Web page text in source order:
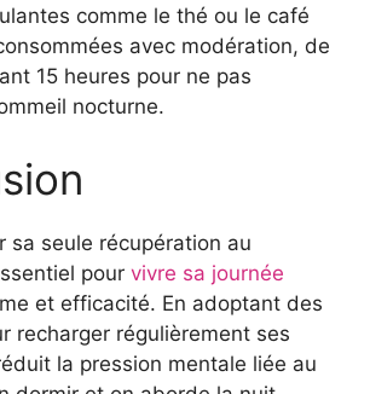
comme le thé ou le café
avec modération, de
15 heures pour ne pas
nocturne.
sa seule récupération au
pour vivre sa journée
et efficacité. En adoptant des
recharger régulièrement ses
la pression mentale liée au